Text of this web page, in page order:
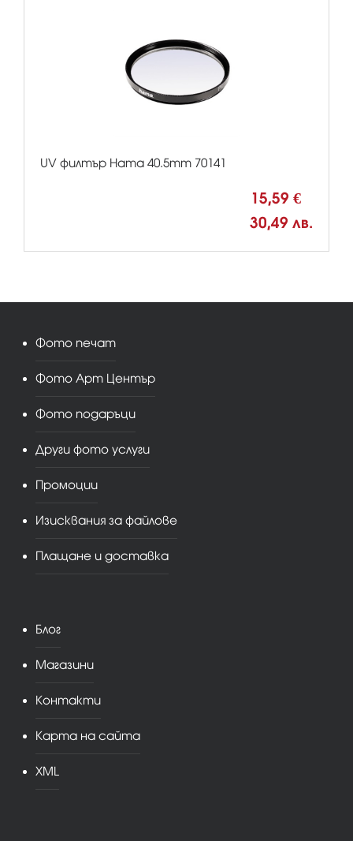
UV филтър Hama 40.5mm 70141
15,59 €
30,49 лв.
Фото печат
Фото Арт Център
Фото подаръци
Други фото услуги
Промоции
Изисквания за файлове
Плащане и доставка
Блог
Магазини
Контакти
Карта на сайта
XML